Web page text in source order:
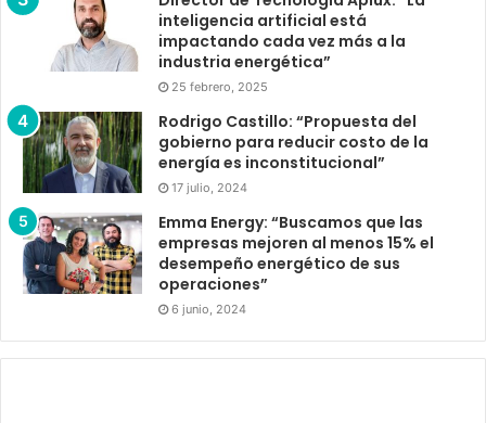
inteligencia artificial está
impactando cada vez más a la
industria energética”
25 febrero, 2025
Rodrigo Castillo: “Propuesta del
gobierno para reducir costo de la
energía es inconstitucional”
17 julio, 2024
Emma Energy: “Buscamos que las
empresas mejoren al menos 15% el
desempeño energético de sus
operaciones”
6 junio, 2024